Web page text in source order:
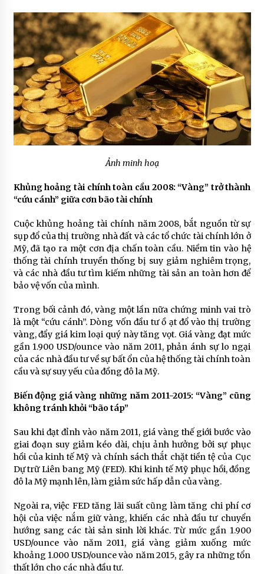
Ảnh minh hoạ
Khủng hoảng tài chính toàn cầu 2008: “Vàng” trở thành
“cứu cánh” giữa cơn bão tài chính
Cuộc khủng hoảng tài chính năm 2008, bắt nguồn từ sự
sụp đổ của thị trường nhà đất và các tổ chức tài chính lớn ở
Mỹ, đã tạo ra một cơn địa chấn toàn cầu. Niềm tin vào hệ
thống tài chính truyền thống bị suy giảm nghiêm trọng,
và các nhà đầu tư tìm kiếm những tài sản an toàn hơn để
bảo vệ vốn của mình.
Trong bối cảnh đó, vàng một lần nữa chứng minh vai trò
là một “cứu cánh”. Dòng vốn đầu tư ồ ạt đổ vào thị trường
vàng, đẩy giá kim loại quý này tăng vọt. Giá vàng đạt mức
gần 1.900 USD/ounce vào năm 2011, phản ánh sự lo ngại
của các nhà đầu tư về sự bất ổn của hệ thống tài chính toàn
cầu và sự suy yếu của đồng đô la Mỹ.
Biến động giá vàng những năm 2011-2015: “Vàng” cũng
không tránh khỏi “bão táp”
Sau khi đạt đỉnh vào năm 2011, giá vàng thế giới bước vào
giai đoạn suy giảm kéo dài, chịu ảnh hưởng bởi sự phục
hồi của kinh tế Mỹ và chính sách thắt chặt tiền tệ của Cục
Dự trữ Liên bang Mỹ (FED). Khi kinh tế Mỹ phục hồi, đồng
đô la Mỹ mạnh lên, làm giảm sức hấp dẫn của vàng.
Ngoài ra, việc FED tăng lãi suất cũng làm tăng chi phí cơ
hội của việc nắm giữ vàng, khiến các nhà đầu tư chuyển
hướng sang các tài sản sinh lời khác. Từ mức gần 1.900
USD/ounce vào năm 2011, giá vàng giảm xuống mức
khoảng 1.000 USD/ounce vào năm 2015, gây ra những tổn
thất lớn cho các nhà đầu tư.